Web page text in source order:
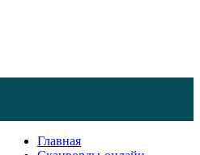
Главная